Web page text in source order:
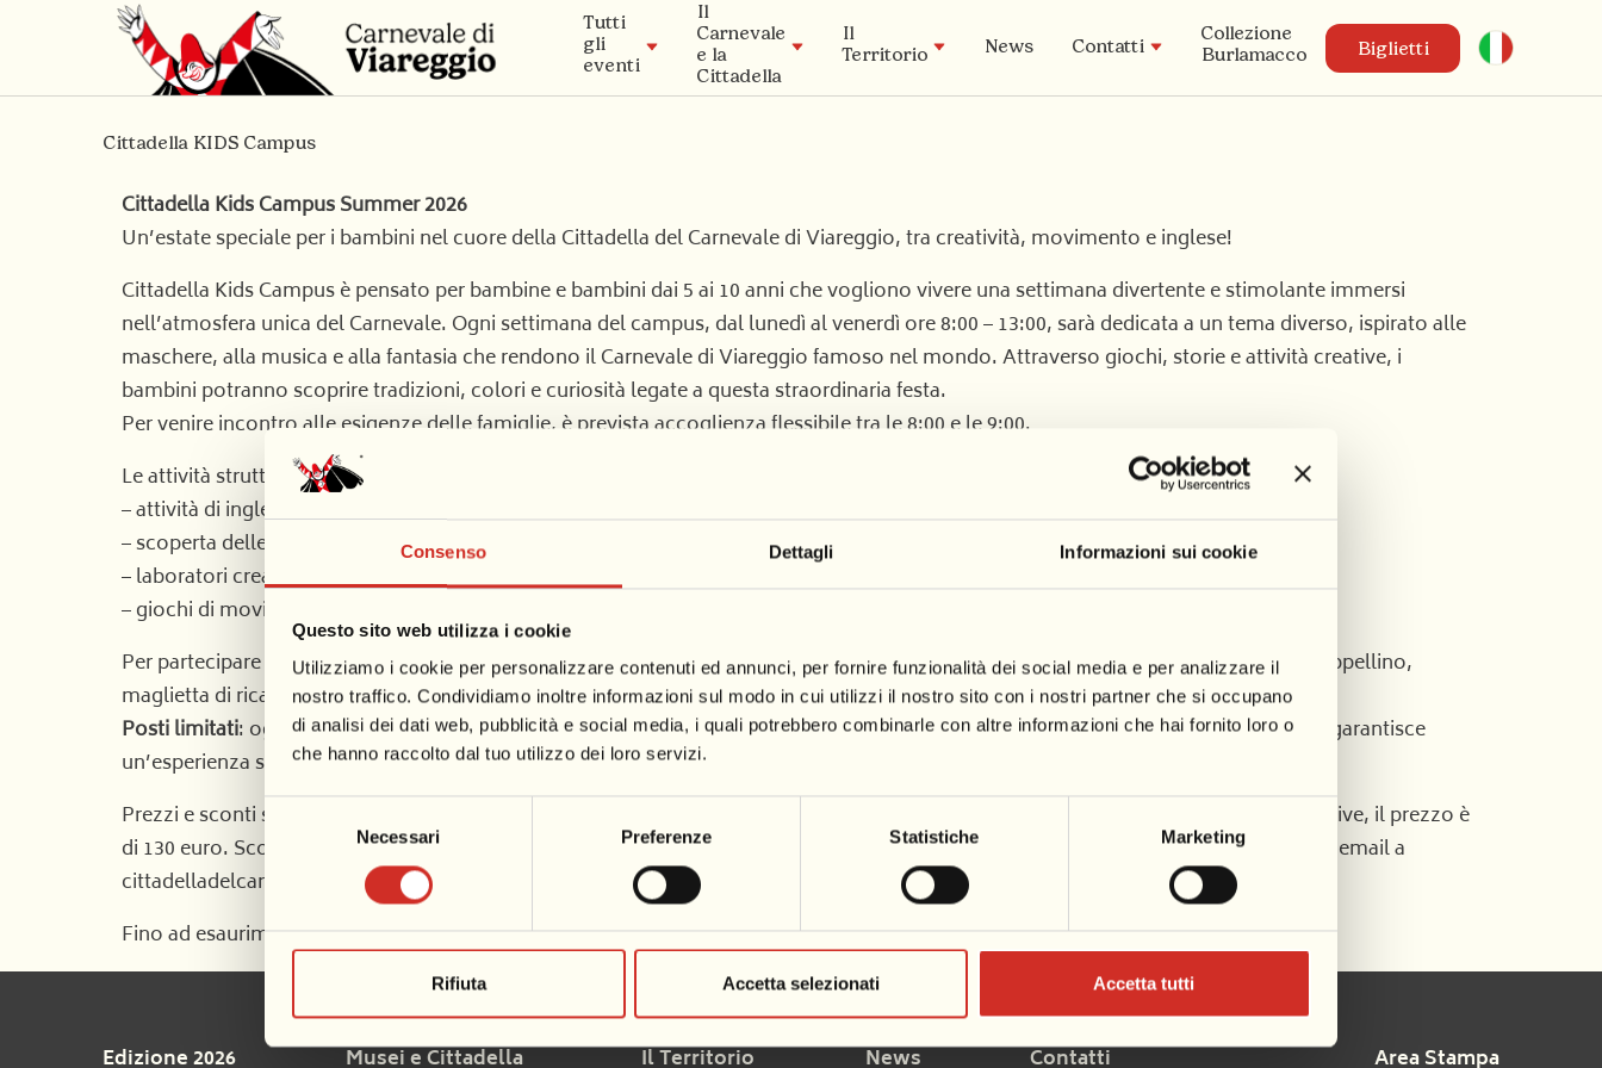
Consenso Dettagli Informazioni sui cookie
Questo sito web utilizza i cookie
Utilizziamo i cookie per personalizzare contenuti ed annunci, per fornire funzionalità dei social media e per analizzare il
nostro traffico. Condividiamo inoltre informazioni sul modo in cui utilizzi il nostro sito con i nostri partner che si occupano
di analisi dei dati web, pubblicità e social media, i quali potrebbero combinarle con altre informazioni che hai fornito loro o
che hanno raccolto dal tuo utilizzo dei loro servizi.
Selezione
Necessari Preferenze Statistiche Marketing
Rifiuta Accetta selezionati Accetta tutti
Tutti
gli
eventi
Il
Carnevale
e la
Cittadella
La Cittadella
Archivio Storico
Carnival Lab
Academy
Tradizione
Il
Territorio
News Contatti
Collezione
Burlamacco
Biglietti
Cittadella KIDS Campus
Cittadella Kids Campus Summer 2026
Un’estate speciale per i bambini nel cuore della Cittadella del Carnevale di Viareggio, tra creatività, movimento e inglese!
Cittadella Kids Campus è pensato per bambine e bambini dai 5 ai 10 anni che vogliono vivere una settimana divertente e stimolante immersi
nell’atmosfera unica del Carnevale. Ogni settimana del campus, dal lunedì al venerdì ore 8:00 – 13:00, sarà dedicata a un tema diverso, ispirato alle
maschere, alla musica e alla fantasia che rendono il Carnevale di Viareggio famoso nel mondo. Attraverso giochi, storie e attività creative, i
bambini potranno scoprire tradizioni, colori e curiosità legate a questa straordinaria festa.
Per venire incontro alle esigenze delle famiglie, è prevista accoglienza flessibile tra le 8:00 e le 9:00.
Le attività strutturate si svolgeranno dalle 9:00 alle 13:00 e includeranno:
– attività di inglese attraversostorytelling
– scoperta delle tradizioni del Carnevale di Viareggio
– laboratori creativi, di disegno e cartapesta
– giochi di movimento e attività all’aria aperta
Per partecipare al campus consigliamo di portare uno zainetto con una borraccia o bottiglietta d’acqua, merenda, crema solare, cappellino,
maglietta di ricambio e asciugamano.
Posti limitati: ogni settimana saranno formati due gruppi da 15 bambini ciascuno, per un totale massimo di 30 partecipanti. Questo garantisce
un’esperienza serena, coinvolgente e ben seguita. Ogni gruppo verrà attivato con un minimo di 8 bambini.
Prezzi e sconti speciali: l’iscrizione ad una settimana di Campus costa 75 euro. Per chi si iscrive a due settimane anche non consecutive, il prezzo è
di 130 euro. Sconto del 10% per fratelli e sorelle. Per iscriversi: contattare il cell. 342 920 7959 (anche Whatsapp), oppure inviare una email a
cittadelladelcarnevale@ilcarnevale.com
Fino ad esaurimento posti.
Edizione 2026 Musei e Cittadella Il Territorio News Contatti Area Stampa